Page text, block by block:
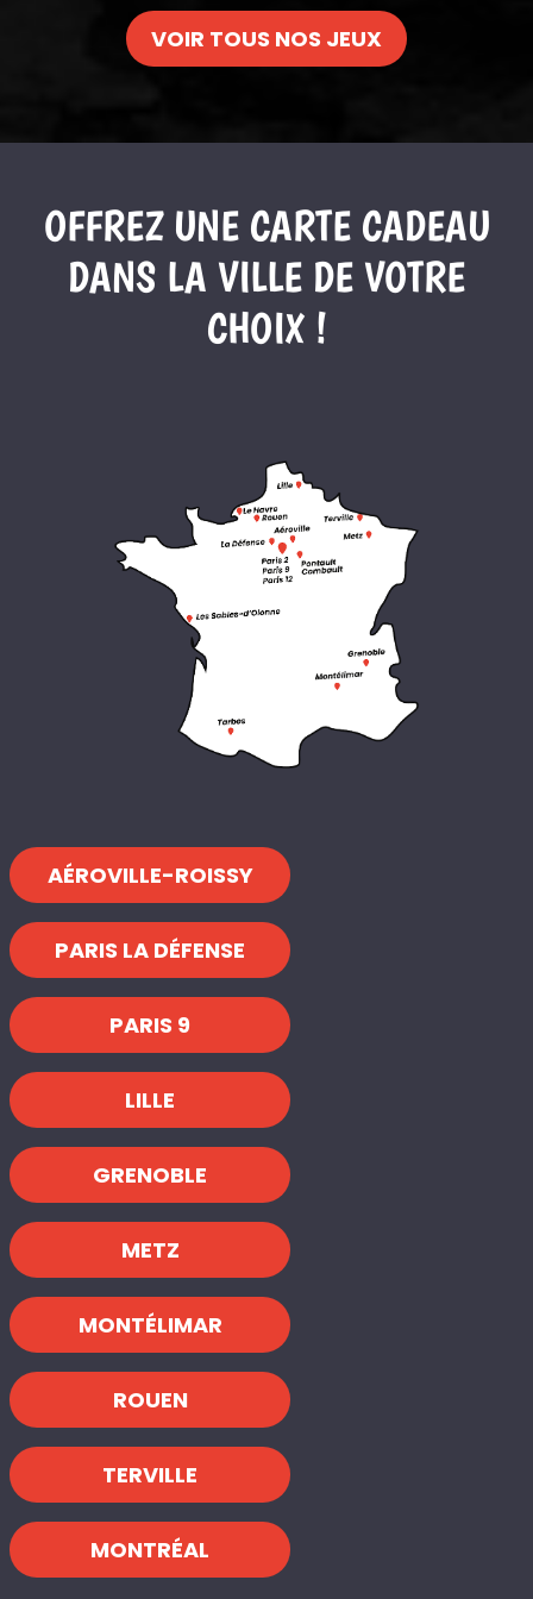
VOIR TOUS NOS JEUX
OFFREZ UNE CARTE CADEAU
DANS LA VILLE DE VOTRE
CHOIX !
AÉROVILLE-ROISSY
PARIS LA DÉFENSE
PARIS 9
LILLE
GRENOBLE
METZ
MONTÉLIMAR
ROUEN
TERVILLE
MONTRÉAL